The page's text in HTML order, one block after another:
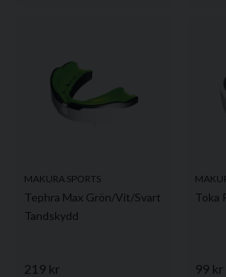
MAKURA SPORTS
Tephra Max Grön/Vit/Svart
Tandskydd
219 kr
Toka
99 kr